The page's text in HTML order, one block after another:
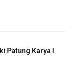
Patung Karya I